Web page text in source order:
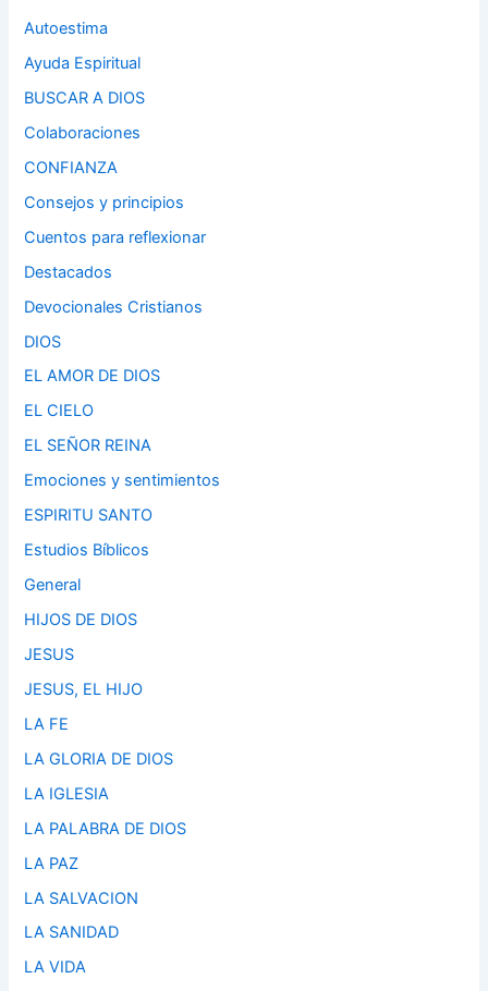
Autoestima
Ayuda Espiritual
BUSCAR A DIOS
Colaboraciones
CONFIANZA
Consejos y principios
Cuentos para reflexionar
Destacados
Devocionales Cristianos
DIOS
EL AMOR DE DIOS
EL CIELO
EL SEÑOR REINA
Emociones y sentimientos
ESPIRITU SANTO
Estudios Bíblicos
General
HIJOS DE DIOS
JESUS
JESUS, EL HIJO
LA FE
LA GLORIA DE DIOS
LA IGLESIA
LA PALABRA DE DIOS
LA PAZ
LA SALVACION
LA SANIDAD
LA VIDA